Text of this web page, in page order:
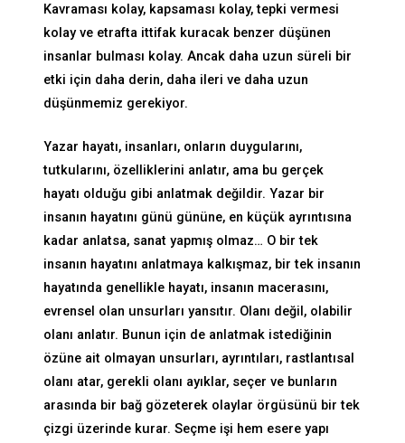
Kavraması kolay, kapsaması kolay, tepki vermesi
kolay ve etrafta ittifak kuracak benzer düşünen
insanlar bulması kolay. Ancak daha uzun süreli bir
etki için daha derin, daha ileri ve daha uzun
düşünmemiz gerekiyor.
Yazar hayatı, insanları, onların duygularını,
tutkularını, özelliklerini anlatır, ama bu gerçek
hayatı olduğu gibi anlatmak değildir. Yazar bir
insanın hayatını günü gününe, en küçük ayrıntısına
kadar anlatsa, sanat yapmış olmaz… O bir tek
insanın hayatını anlatmaya kalkışmaz, bir tek insanın
hayatında genellikle hayatı, insanın macerasını,
evrensel olan unsurları yansıtır. Olanı değil, olabilir
olanı anlatır. Bunun için de anlatmak istediğinin
özüne ait olmayan unsurları, ayrıntıları, rastlantısal
olanı atar, gerekli olanı ayıklar, seçer ve bunların
arasında bir bağ gözeterek olaylar örgüsünü bir tek
çizgi üzerinde kurar. Seçme işi hem esere yapı